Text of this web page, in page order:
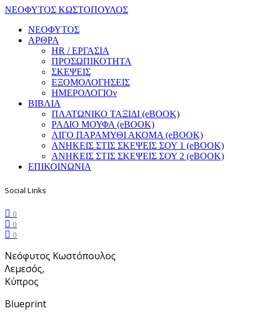
ΝΕΟΦΥΤΟΣ ΚΩΣΤΟΠΟΥΛΟΣ
ΝΕΟΦΥΤΟΣ
ΑΡΘΡΑ
HR / ΕΡΓΑΣΙΑ
ΠΡΟΣΩΠΙΚΟΤΗΤΑ
ΣΚΕΨΕΙΣ
ΕΞΟΜΟΛΟΓΗΣΕΙΣ
ΗΜΕΡΟΛΟΓΙΟν
ΒΙΒΛΙΑ
ΠΛΑΤΩΝΙΚΟ ΤΑΞΙΔΙ (eBOOK)
ΡΑΔΙΟ ΜΟΥΦΑ (eBOOK)
ΛΙΓΟ ΠΑΡΑΜΥΘΙ ΑΚΟΜΑ (eBOOK)
ΑΝΗΚΕΙΣ ΣΤΙΣ ΣΚΕΨΕΙΣ ΣΟΥ 1 (eBOOK)
ΑΝΗΚΕΙΣ ΣΤΙΣ ΣΚΕΨΕΙΣ ΣΟΥ 2 (eBOOK)
ΕΠΙΚΟΙΝΩΝΙΑ
Social Links
0
0
0
Νεόφυτος Κωστόπουλος
Λεμεσός,
Κύπρος
Blueprint